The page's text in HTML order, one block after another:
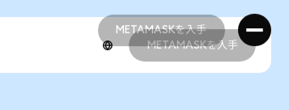
METAMASKを入手
METAMASKを入手
METAMASKを入手